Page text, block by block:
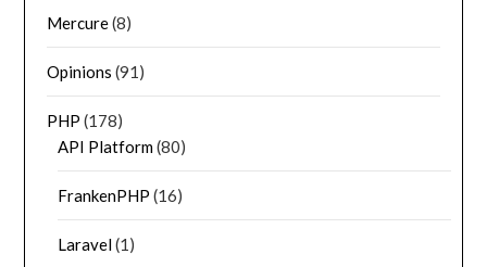
Mercure(8)
Opinions (91)
PHP (178)
API Platform(80)
FrankenPHP (16)
Laravel(1)